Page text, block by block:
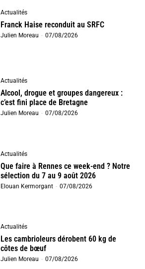
Actualités
Franck Haise reconduit au SRFC
Julien Moreau - 07/08/2026
Actualités
Alcool, drogue et groupes dangereux :
c’est fini place de Bretagne
Julien Moreau - 07/08/2026
Actualités
Que faire à Rennes ce week-end ? Notre
sélection du 7 au 9 août 2026
Elouan Kermorgant - 07/08/2026
Actualités
Les cambrioleurs dérobent 60 kg de
côtes de bœuf
Julien Moreau - 07/08/2026